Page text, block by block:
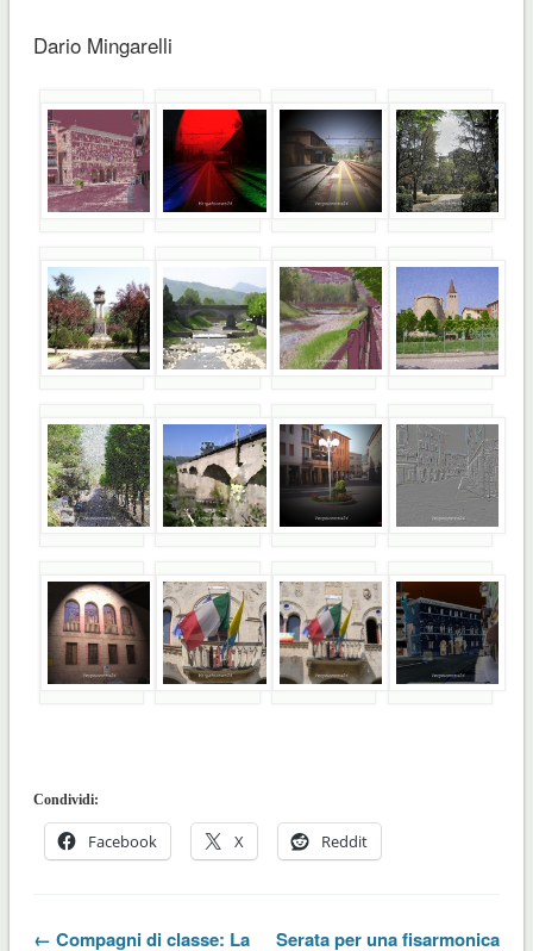
Dario Mingarelli
Condividi:
Facebook X Reddit
← Compagni di classe: La
Serata per una fisarmonica